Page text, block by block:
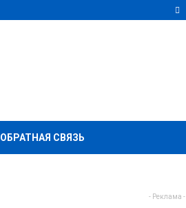
ОБРАТНАЯ СВЯЗЬ
- Реклама -